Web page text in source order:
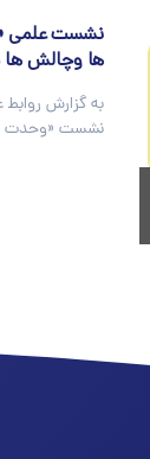
نشست علمی
ها وچالش ها
به گزارش
نشست «وحدت